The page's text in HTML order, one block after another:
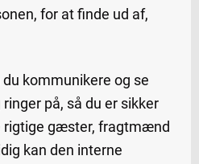
for at finde ud af,
kommunikere og se
på, så du er sikker
rigtige gæster, fragtmænd
kan den interne